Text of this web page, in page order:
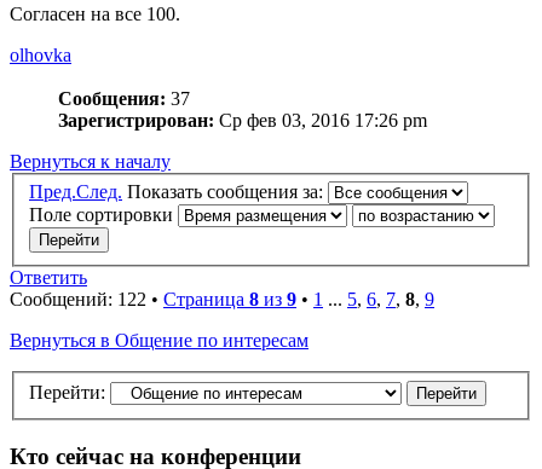
Согласен на все 100.
olhovka
Сообщения: 37
Зарегистрирован: Ср фев 03, 2016 17:26 pm
Вернуться к началу
Пред.След. Показать сообщения за:
Поле сортировки
Ответить
Сообщений: 122 • Страница 8 из 9 • 1 ... 5, 6, 7, 8, 9
Вернуться в Общение по интересам
Перейти:
Кто сейчас на конференции